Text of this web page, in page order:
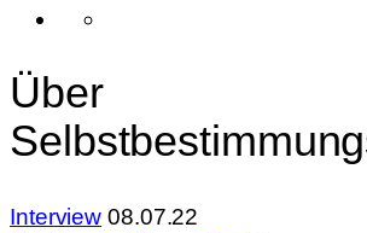
Über
Interview 08.07.22